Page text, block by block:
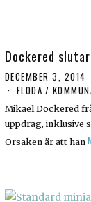
Dockered slutar
DECEMBER 3, 2014
FLODA /
Mikael Dockered
uppdrag, inklusive
Orsaken är att han